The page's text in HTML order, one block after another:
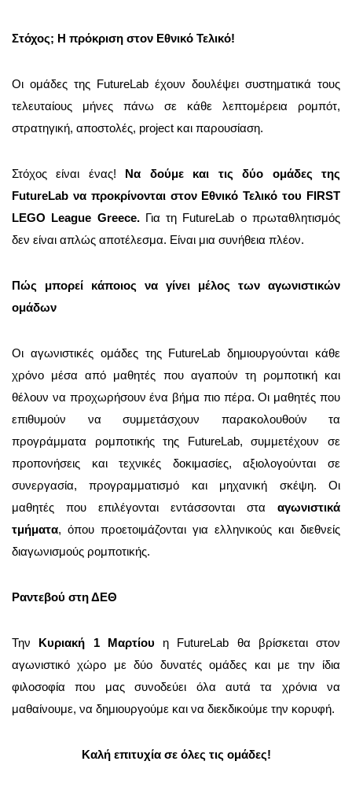
Στόχος; Η πρόκριση στον Εθνικό Τελικό!
Οι ομάδες της FutureLab έχουν δουλέψει συστηματικά τους
τελευταίους μήνες πάνω σε κάθε λεπτομέρεια ρομπότ,
στρατηγική, αποστολές, project και παρουσίαση.
Στόχος είναι ένας! Να δούμε και τις δύο ομάδες της
FutureLab να προκρίνονται στον Εθνικό Τελικό του FIRST
LEGO League Greece. Για τη FutureLab ο πρωταθλητισμός
δεν είναι απλώς αποτέλεσμα. Είναι μια συνήθεια πλέον.
Πώς μπορεί κάποιος να γίνει μέλος των αγωνιστικών
ομάδων
Οι αγωνιστικές ομάδες της FutureLab δημιουργούνται κάθε
χρόνο μέσα από μαθητές που αγαπούν τη ρομποτική και
θέλουν να προχωρήσουν ένα βήμα πιο πέρα. Οι μαθητές που
επιθυμούν να συμμετάσχουν παρακολουθούν τα
προγράμματα ρομποτικής της FutureLab, συμμετέχουν σε
προπονήσεις και τεχνικές δοκιμασίες, αξιολογούνται σε
συνεργασία, προγραμματισμό και μηχανική σκέψη. Οι
μαθητές που επιλέγονται εντάσσονται στα αγωνιστικά
τμήματα, όπου προετοιμάζονται για ελληνικούς και διεθνείς
διαγωνισμούς ρομποτικής.
Ραντεβού στη ΔΕΘ
Την Κυριακή 1 Μαρτίου η FutureLab θα βρίσκεται στον
αγωνιστικό χώρο με δύο δυνατές ομάδες και με την ίδια
φιλοσοφία που μας συνοδεύει όλα αυτά τα χρόνια να
μαθαίνουμε, να δημιουργούμε και να διεκδικούμε την κορυφή.
Καλή επιτυχία σε όλες τις ομάδες!